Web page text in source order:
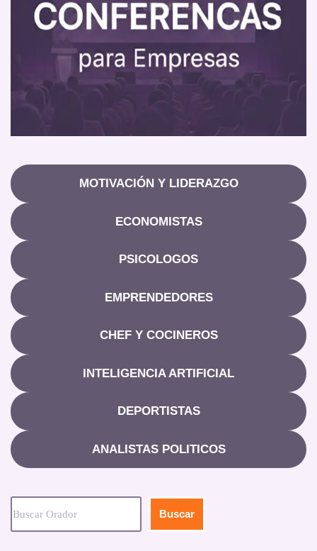
MOTIVACIÓN Y LIDERAZGO
ECONOMISTAS
PSICOLOGOS
EMPRENDEDORES
CHEF Y COCINEROS
INTELIGENCIA ARTIFICIAL
DEPORTISTAS
ANALISTAS POLITICOS
Buscar